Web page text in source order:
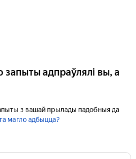
запыты адпраўлялі вы, а
з вашай прылады падобныя да
магло адбыцца?